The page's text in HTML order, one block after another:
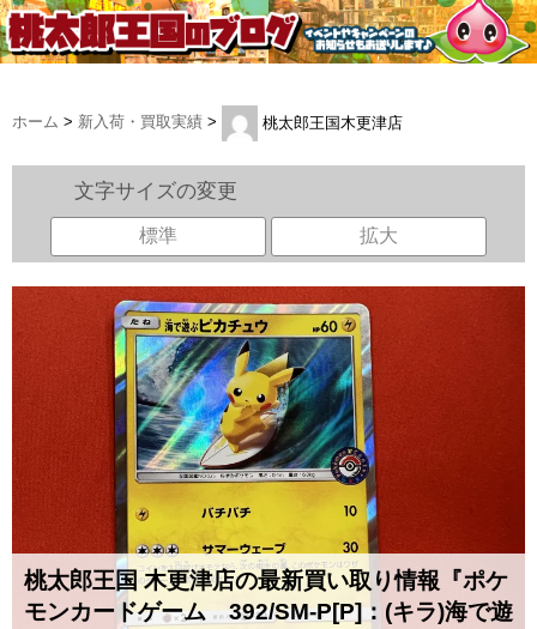
ホーム > 新入荷・買取実績 > 桃太郎王国木更津店
文字サイズの変更
標準 拡大
桃太郎王国 木更津店の最新買い取り情報『ポケ
モンカードゲーム 392/SM-P[P]：(キラ)海で遊